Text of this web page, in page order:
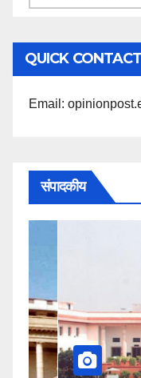
अनुसार
पढ़ें
QUICK CONTACT
Email:
संपादकीय